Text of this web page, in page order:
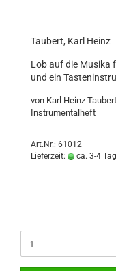
Taubert, Karl Heinz
Lob auf die Musika
und ein
von Karl Heinz Taubert
Instrumentalheft
Art.Nr.: 61012
Lieferzeit:
ca. 3-4